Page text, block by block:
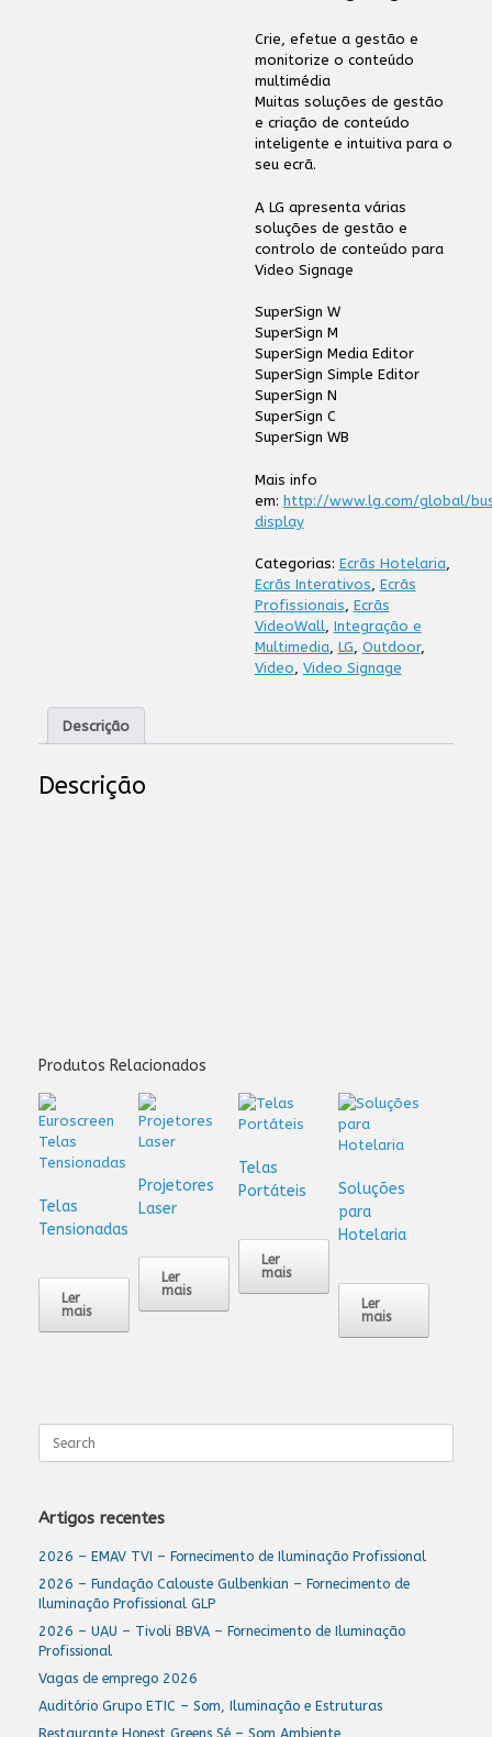
Crie, efetue a gestão e
monitorize o conteúdo
multimédia
Muitas soluções de gestão
e criação de conteúdo
inteligente e intuitiva para o
seu ecrã.
A LG apresenta várias
soluções de gestão e
controlo de conteúdo para
Video Signage
SuperSign W
SuperSign M
SuperSign Media Editor
SuperSign Simple Editor
SuperSign N
SuperSign C
SuperSign WB
Mais info
em: http://www.lg.com/global/
display
Categorias: Ecrãs Hotelaria,
Ecrãs Interativos, Ecrãs
Profissionais, Ecrãs
VideoWall, Integração e
Multimedia, LG, Outdoor,
Video, Video Signage
Descrição
Descrição
Produtos Relacionados
Telas
Tensionadas
Ler
mais
Projetores
Laser
Ler
mais
Telas
Portáteis
Ler
mais
Soluções
para
Hotelaria
Ler
mais
for:
Artigos recentes
2026 – EMAV TVI – Fornecimento de Iluminação Profissional
2026 – Fundação Calouste Gulbenkian – Fornecimento de
Iluminação Profissional GLP
2026 – UAU – Tivoli BBVA – Fornecimento de Iluminação
Profissional
Vagas de emprego 2026
Auditório Grupo ETIC – Som, Iluminação e Estruturas
Restaurante Honest Greens Sé – Som Ambiente